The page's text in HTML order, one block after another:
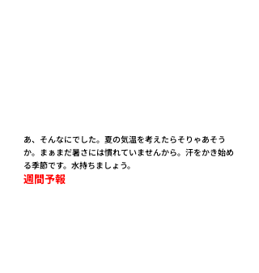
あ、そんなにでした。夏の気温を考えたらそりゃあそう
か。まぁまだ暑さには慣れていませんから。汗をかき始め
る季節です。水持ちましょう。
週間予報